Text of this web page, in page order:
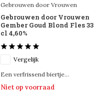
Gebrouwen door Vrouwen
Gebrouwen door Vrouwen
Gember Goud Blond Fles 33
cl 4,60%
Vergelijk
Een verfrissend biertje...
Niet op voorraad